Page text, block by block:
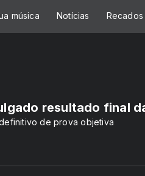
música Notícias Recados
resultado final
de prova objetiva